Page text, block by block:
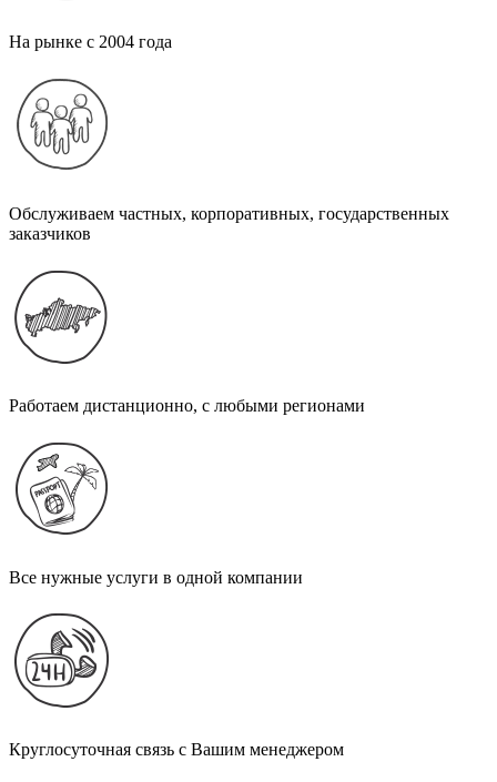
На рынке с 2004 года
Обслуживаем частных, корпоративных, государственных
заказчиков
Работаем дистанционно, с любыми регионами
Все нужные услуги в одной компании
Круглосуточная связь с Вашим менеджером